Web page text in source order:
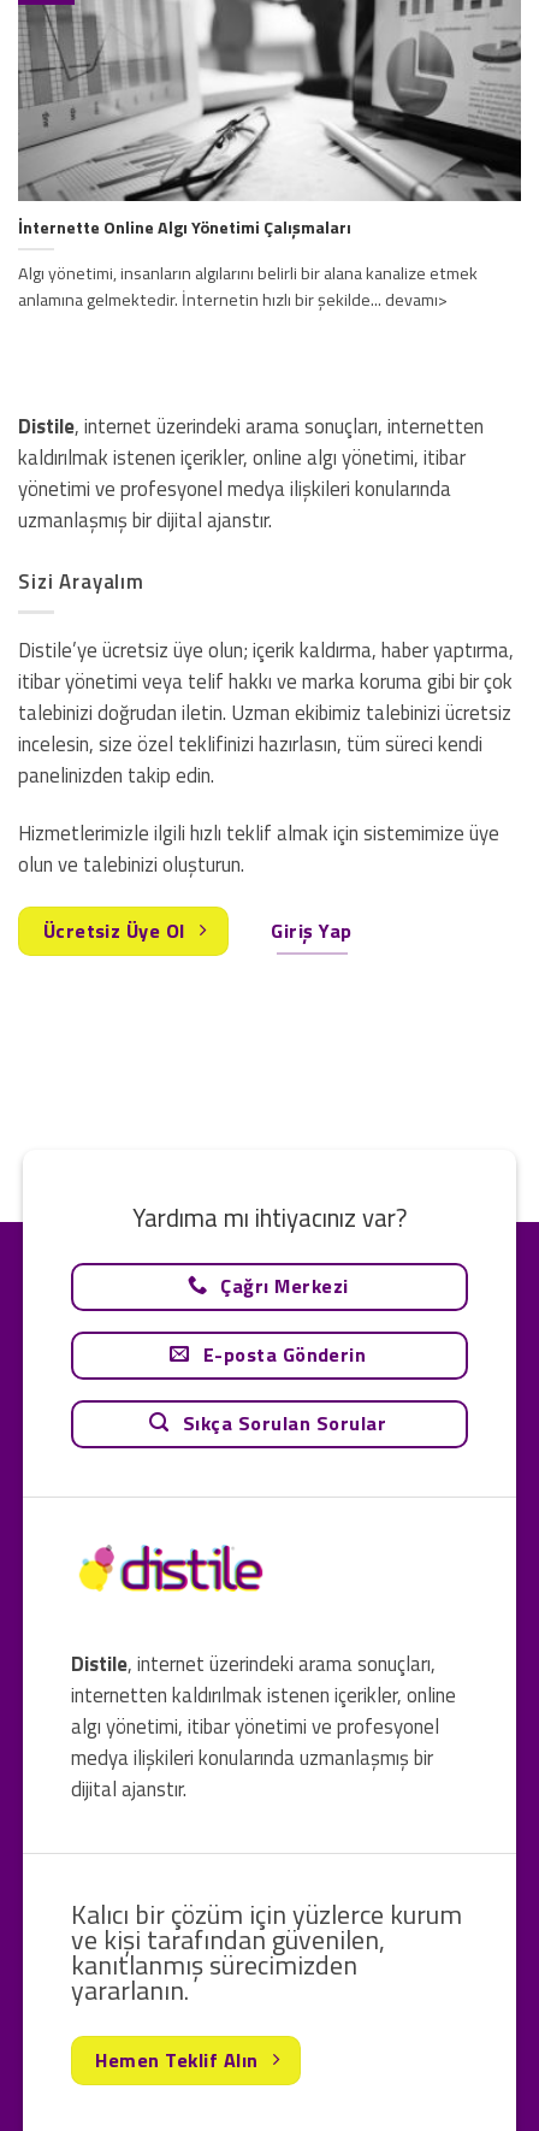
İnternette Online Algı Yönetimi Çalışmaları
Algı yönetimi, insanların algılarını belirli bir alana kanalize etmek
anlamına gelmektedir. İnternetin hızlı bir şekilde... devamı>
Distile, internet üzerindeki arama sonuçları, internetten
kaldırılmak istenen içerikler, online algı yönetimi, itibar
yönetimi ve profesyonel medya ilişkileri konularında
uzmanlaşmış bir dijital ajanstır.
Sizi Arayalım
Distile’ye ücretsiz üye olun; içerik kaldırma, haber yaptırma,
itibar yönetimi veya telif hakkı ve marka koruma gibi bir çok
talebinizi doğrudan iletin. Uzman ekibimiz talebinizi ücretsiz
incelesin, size özel teklifinizi hazırlasın, tüm süreci kendi
panelinizden takip edin.
Hizmetlerimizle ilgili hızlı teklif almak için sistemimize üye
olun ve talebinizi oluşturun.
Ücretsiz Üye Ol Giriş Yap
Distile, internet üzerindeki arama sonuçları,
internetten kaldırılmak istenen içerikler, online
algı yönetimi, itibar yönetimi ve profesyonel
medya ilişkileri konularında uzmanlaşmış bir
dijital ajanstır.
Yardıma mı ihtiyacınız var?
Çağrı Merkezi
E-posta Gönderin
Sıkça Sorulan Sorular
Kalıcı bir çözüm için yüzlerce kurum
ve kişi tarafından güvenilen,
kanıtlanmış sürecimizden
yararlanın.
Hemen Teklif Alın